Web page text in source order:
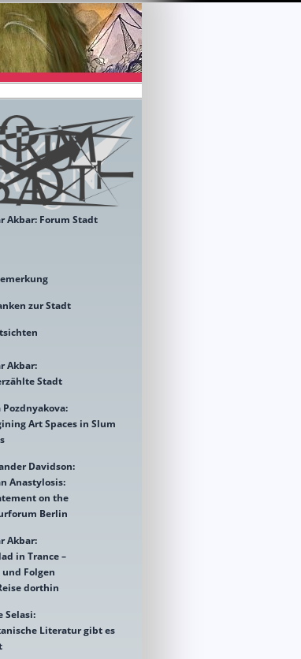
Akbar: Forum Stadt
zur Stadt
Akbar:
Stadt
Pozdnyakova:
Art Spaces in Slum
Davidson:
Anastylosis:
on the
Berlin
Akbar:
in Trance –
und Folgen
dorthin
Selasi:
Literatur gibt es